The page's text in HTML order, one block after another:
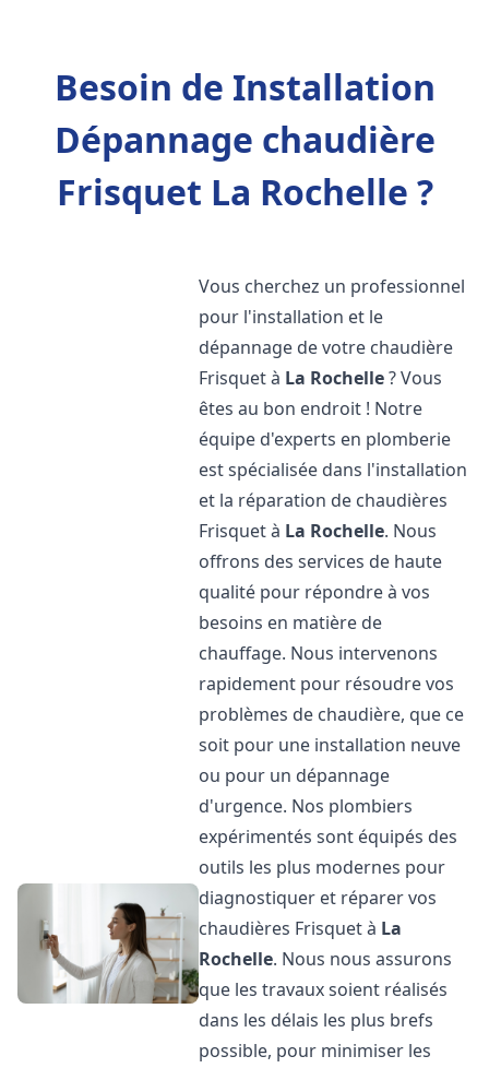
Besoin de Installation
Dépannage chaudière
Frisquet La Rochelle ?
Vous cherchez un professionnel
pour l'installation et le
dépannage de votre chaudière
Frisquet à La Rochelle? Vous
êtes au bon endroit ! Notre
équipe d'experts en plomberie
est spécialisée dans l'installation
et la réparation de chaudières
Frisquet à La Rochelle. Nous
offrons des services de haute
qualité pour répondre à vos
besoins en matière de
chauffage. Nous intervenons
rapidement pour résoudre vos
problèmes de chaudière, que ce
soit pour une installation neuve
ou pour un dépannage
d'urgence. Nos plombiers
expérimentés sont équipés des
outils les plus modernes pour
diagnostiquer et réparer vos
chaudières Frisquet à La
Rochelle. Nous nous assurons
que les travaux soient réalisés
dans les délais les plus brefs
possible, pour minimiser les